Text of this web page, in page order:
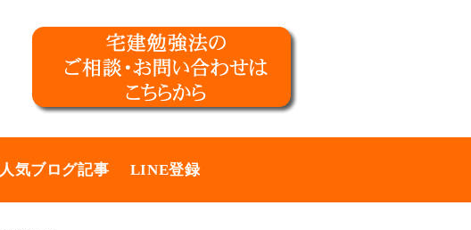
人気ブログ記事 LINE登録